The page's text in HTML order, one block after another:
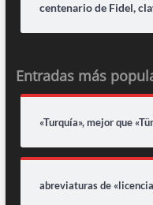
centenario de Fidel,
Entradas más
«Turquía», mejor que
abreviaturas de